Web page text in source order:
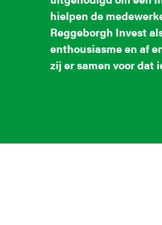
hielpen de
Reggeborgh Invest
enthousiasme en af
zij er samen voor dat